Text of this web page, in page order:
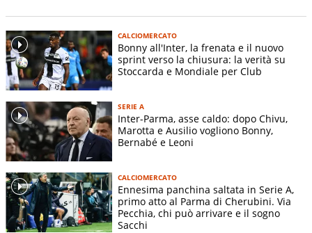
CALCIOMERCATO
Bonny all'Inter, la frenata e il nuovo
sprint verso la chiusura: la verità su
Stoccarda e Mondiale per Club
SERIE A
Inter-Parma, asse caldo: dopo Chivu,
Marotta e Ausilio vogliono Bonny,
Bernabé e Leoni
CALCIOMERCATO
Ennesima panchina saltata in Serie A,
primo atto al Parma di Cherubini. Via
Pecchia, chi può arrivare e il sogno
Sacchi